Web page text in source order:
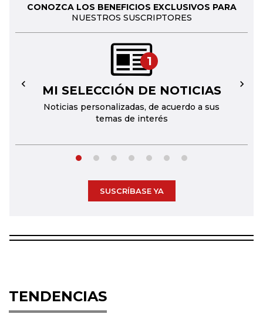
CONOZCA LOS BENEFICIOS EXCLUSIVOS PARA
NUESTROS SUSCRIPTORES
1
MI SELECCIÓN DE NOTICIAS
Noticias personalizadas, de acuerdo a sus
temas de interés
← →
SUSCRÍBASE YA
TENDENCIAS